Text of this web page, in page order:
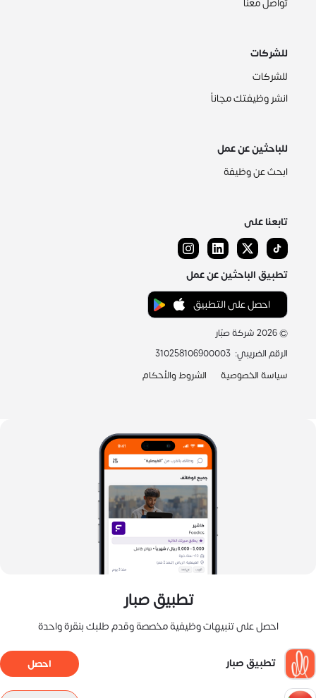
للشركات
للشركات
انشر وظيفتك مجاناً
للباحثين عن عمل
ابحث عن وظيفة
تابعنا على
تطبيق الباحثين عن عمل
احصل على التطبيق
©
2026شركة صبّار
الرقم الضريبي:
310258106900003
سياسة الخصوصية
الشروط والأحكام
تطبيق صبار
احصل على تنبيهات وظيفية مخصصة وقدم طلبك بنقرة واحدة
تطبيق صبار احصل